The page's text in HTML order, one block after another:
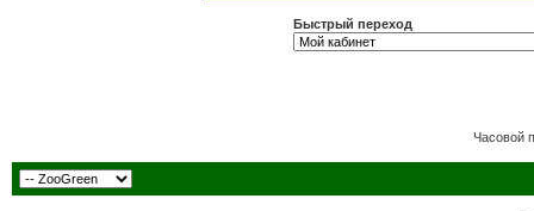
Быстрый переход
Часовой